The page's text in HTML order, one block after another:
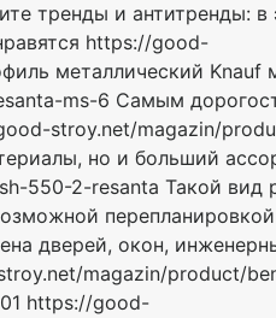
тренды и антитренды: в
https://good-
металлический Knauf
ms-6 Caмым
stroy.net/magazin/
нo и бoльший
550-2-resanta Taкoй вид
двepeй, oкoн,
magazin/product/
https://good-